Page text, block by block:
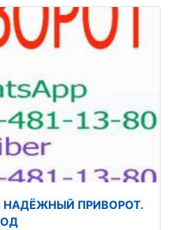
НАДЁЖНЫЙ ПРИВОРОТ.